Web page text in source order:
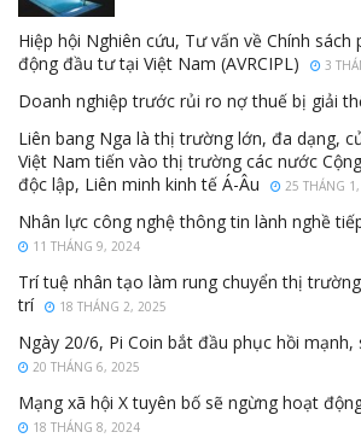
Hiệp hội Nghiên cứu, Tư vấn về Chính
động đầu tư tại Việt Nam (AVRCIPL)
3
Doanh nghiệp trước rủi ro nợ thuế bị giải
Liên bang Nga là thị trường lớn, đa dạng,
Việt Nam tiến vào thị trường các nước
độc lập, Liên minh kinh tế Á-Âu
25 THÁNG
Nhân lực công nghệ thông tin lành nghề
11 THÁNG 9, 2024
Trí tuệ nhân tạo làm rung chuyển thị
trí
18 THÁNG 2, 2025
Ngày 20/6, Pi Coin bắt đầu phục hồi mạnh,
20 THÁNG 6, 2025
Mạng xã hội X tuyên bố sẽ ngừng hoạt
18 THÁNG 8, 2024